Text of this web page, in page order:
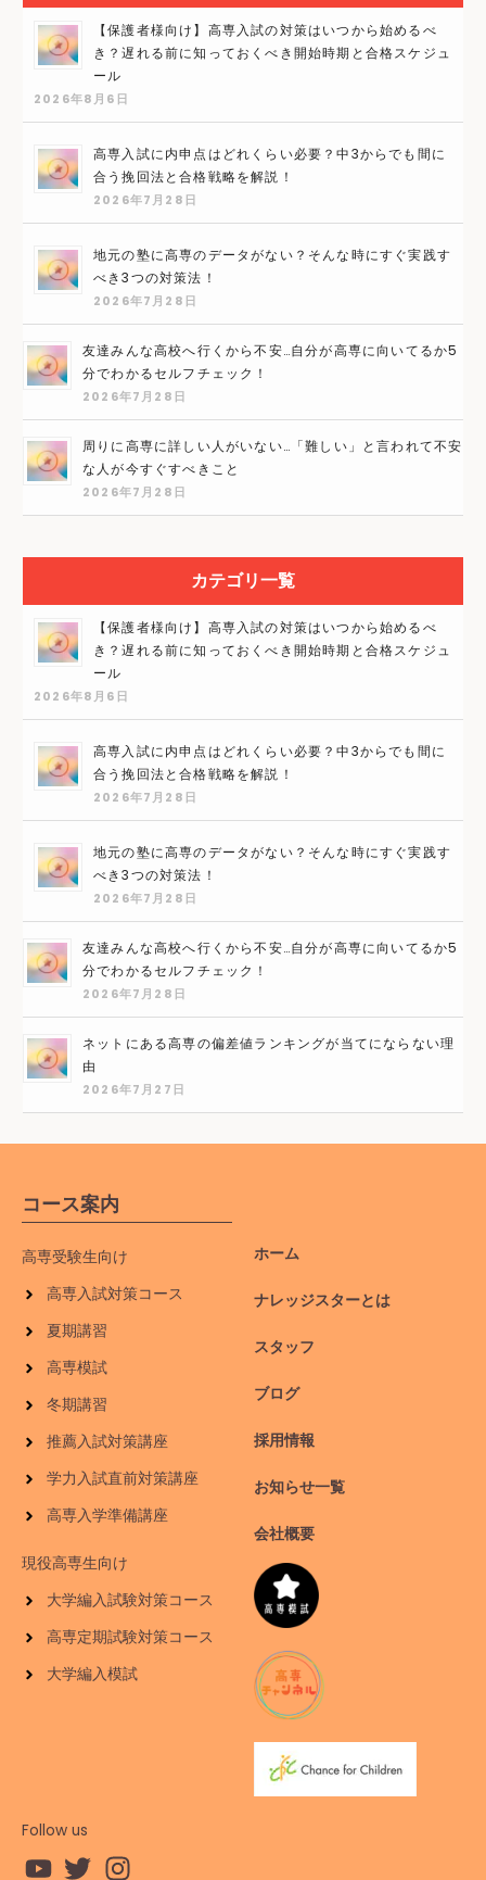
【保護者様向け】高専入試の対策はいつから始めるべ
き？遅れる前に知っておくべき開始時期と合格スケジュ
ール
2026年8月6日
高専入試に内申点はどれくらい必要？中3からでも間に
合う挽回法と合格戦略を解説！
2026年7月28日
地元の塾に高専のデータがない？そんな時にすぐ実践す
べき3つの対策法！
2026年7月28日
友達みんな高校へ行くから不安…自分が高専に向いてるか5
分でわかるセルフチェック！
2026年7月28日
周りに高専に詳しい人がいない…「難しい」と言われて不安
な人が今すぐすべきこと
2026年7月28日
カテゴリ一覧
【保護者様向け】高専入試の対策はいつから始めるべ
き？遅れる前に知っておくべき開始時期と合格スケジュ
ール
2026年8月6日
高専入試に内申点はどれくらい必要？中3からでも間に
合う挽回法と合格戦略を解説！
2026年7月28日
地元の塾に高専のデータがない？そんな時にすぐ実践す
べき3つの対策法！
2026年7月28日
友達みんな高校へ行くから不安…自分が高専に向いてるか5
分でわかるセルフチェック！
2026年7月28日
ネットにある高専の偏差値ランキングが当てにならない理
由
2026年7月27日
コース案内
高専受験生向け
高専入試対策コース
夏期講習
高専模試
冬期講習
推薦入試対策講座
学力入試直前対策講座
高専入学準備講座
現役高専生向け
大学編入試験対策コース
高専定期試験対策コース
大学編入模試
ホーム
ナレッジスターとは
スタッフ
ブログ
採用情報
お知らせ一覧
会社概要
Follow us